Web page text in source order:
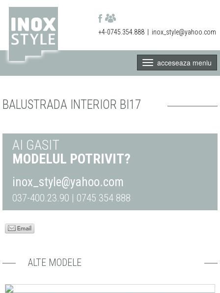
+4-0745.354.888 inox_style@yahoo.com
acceseaza meniu
BALUSTRADA INTERIOR BI17
AI GASIT
MODELUL POTRIVIT?
inox_style@yahoo.com
037-400.23.90 | 0745 354 888
ALTE MODELE